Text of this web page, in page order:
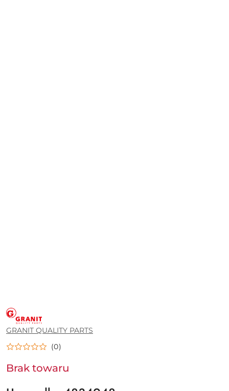
GRANIT
QUALITY
PARTS
GRANIT QUALITY PARTS
(0)
Brak towaru